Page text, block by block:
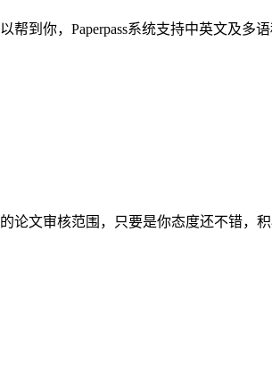
到你，Paperpass系统支持中英文及多
论文审核范围，只要是你态度还不错，